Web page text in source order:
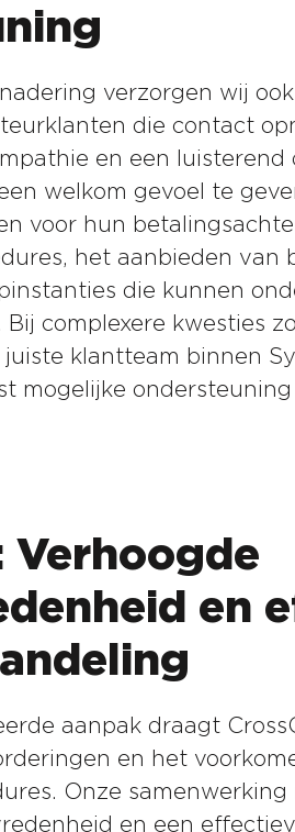
verzorgen wij
die contact
en een luisterend
welkom gevoel te
voor hun
het aanbieden van
die kunnen
complexere kwesties
klantteam binnen
mogelijke
Verhoogde
en
aanpak draagt
en het
Onze
en een